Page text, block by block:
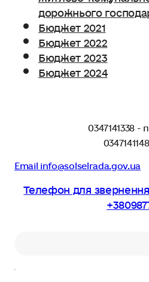
дорожнього
Бюджет 2021
Бюджет 2022
Бюджет 2023
Бюджет 2024
0347141338
Email info@solselrada.gov.ua
Телефон для